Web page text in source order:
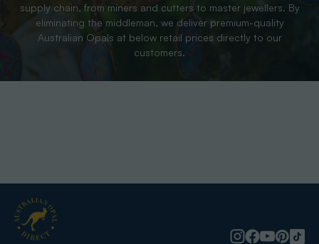
supply chain, from miners and cutters to master jewellers. By
eliminating the middleman, we deliver premium-quality
Australian Opals at below retail prices directly to our
customers.